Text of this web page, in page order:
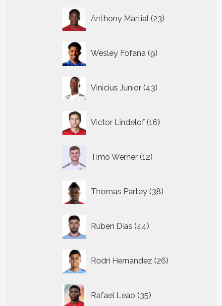
Anthony Martial 23
producten
Wesley Fofana 9
producten
Vinicius Junior 43
producten
Victor Lindelof 16
producten
Timo Werner 12
producten
Thomas Partey 38
producten
Ruben Dias 44
producten
Rodri Hernandez 26
producten
Rafael Leao 35
producten